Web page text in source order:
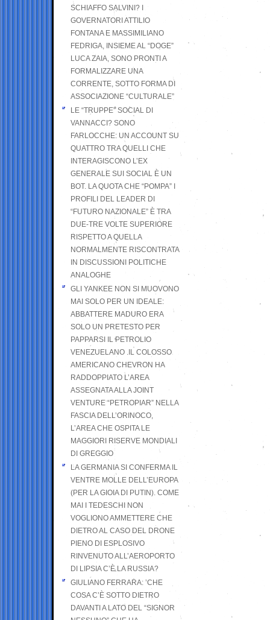
SCHIAFFO SALVINI? I
GOVERNATORI ATTILIO
FONTANA E MASSIMILIANO
FEDRIGA, INSIEME AL “DOGE”
LUCA ZAIA, SONO PRONTI A
FORMALIZZARE UNA
CORRENTE, SOTTO FORMA DI
ASSOCIAZIONE “CULTURALE”
LE “TRUPPE” SOCIAL DI
VANNACCI? SONO
FARLOCCHE: UN ACCOUNT SU
QUATTRO TRA QUELLI CHE
INTERAGISCONO L’EX
GENERALE SUI SOCIAL È UN
BOT. LA QUOTA CHE “POMPA” I
PROFILI DEL LEADER DI
“FUTURO NAZIONALE” È TRA
DUE-TRE VOLTE SUPERIORE
RISPETTO A QUELLA
NORMALMENTE RISCONTRATA
IN DISCUSSIONI POLITICHE
ANALOGHE
GLI YANKEE NON SI MUOVONO
MAI SOLO PER UN IDEALE:
ABBATTERE MADURO ERA
SOLO UN PRETESTO PER
PAPPARSI IL PETROLIO
VENEZUELANO .IL COLOSSO
AMERICANO CHEVRON HA
RADDOPPIATO L’AREA
ASSEGNATA ALLA JOINT
VENTURE “PETROPIAR” NELLA
FASCIA DELL’ORINOCO,
L’AREA CHE OSPITA LE
MAGGIORI RISERVE MONDIALI
DI GREGGIO
LA GERMANIA SI CONFERMA IL
VENTRE MOLLE DELL’EUROPA
(PER LA GIOIA DI PUTIN). COME
MAI I TEDESCHI NON
VOGLIONO AMMETTERE CHE
DIETRO AL CASO DEL DRONE
PIENO DI ESPLOSIVO
RINVENUTO ALL’AEROPORTO
DI LIPSIA C’È LA RUSSIA?
GIULIANO FERRARA: ’CHE
COSA C’È SOTTO DIETRO
DAVANTI A LATO DEL “SIGNOR